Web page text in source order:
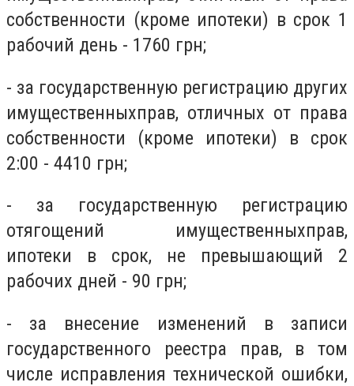
собственности (кроме ипотеки) в срок 1
рабочий день - 1760 грн;
- за государственную регистрацию других
имущественныхправ, отличных от права
собственности (кроме ипотеки) в срок
2:00 - 4410 грн;
- за государственную регистрацию
отягощений имущественныхправ,
ипотеки в срок, не превышающий 2
рабочих дней - 90 грн;
- за внесение изменений в записи
государственного реестра прав, в том
числе исправления технической ошибки,